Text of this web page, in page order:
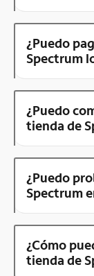
¿Puedo
Spectrum
¿Puedo
tienda de
¿Puedo
Spectrum
¿Cómo
tienda de